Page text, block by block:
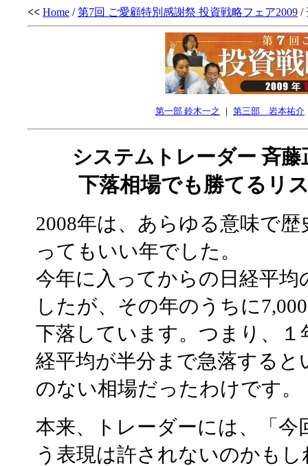
<< Home /第7回 ご愛顧特別感謝祭 投資戦略フェア2009 /
第一部 鈴木一之 ｜ 第三部 岩本祐介
システムトレーダー 斉
下落相場でも勝てるリ
2008年は、あらゆる意味で
ってもいい年でした。
今年に入ってからの日経平均
したが、その年のうちに
下落しています。つまり、
経平均が半分まで急落する
のない相場だったわけです。
本来、トレーダーには、「今
う表現は許されないのかも